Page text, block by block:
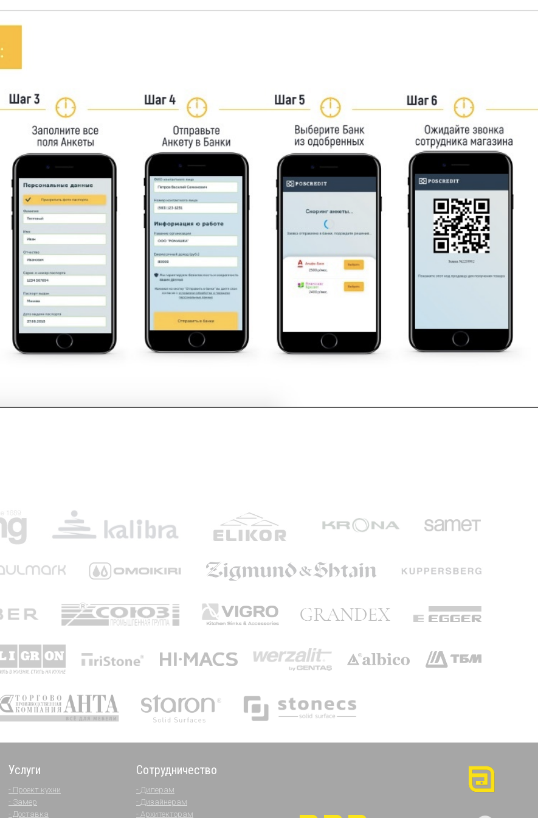
Вам необходимо знать стоимость товара (покупки).
может рассчитать сроки и размеры ежемесячных выплат.
чатом с оператором сайта. (справа, внизу)
на страницу POS Credit, где по шагам надо заполнить все необходимые поля анкеты
РФ).
банки.
банков, одобривших кредит.
POS Credit для согласования способа подписания документов на кредит.
курьер в согласованное место и время, любая торговая точка МТС, непосредственно в салоне Анонс
POS credit сообщает нам данные по оформленному кредиту. Вы можете оформлять покупку.
изменить сумму договора, например в последний момент Вы решите изменить комплектацию, то при
сумма предоплаты таким образом, чтобы итоговая сумма соответствовала итоговой сумме
Предварительный рассчёт ежемесячных платежей носит
условный характер.
В каждом из предлагаемых нами банков партнеров разные
процентные ставки.
Точный размер ежемесячного платежа будет зависеть от
выбранного банка, но не будет существенно отличаться.
Не забывайте о скидке при оформлении в кредит.
Оформить в кредит
Услуги
- Проект кухни
- Замер
- Доставка
Сотрудничество
- Дилерам
- Дизайнерам
- Архитекторам